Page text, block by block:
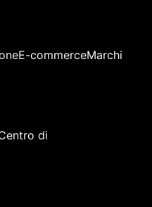
E-commerceMarchi
di